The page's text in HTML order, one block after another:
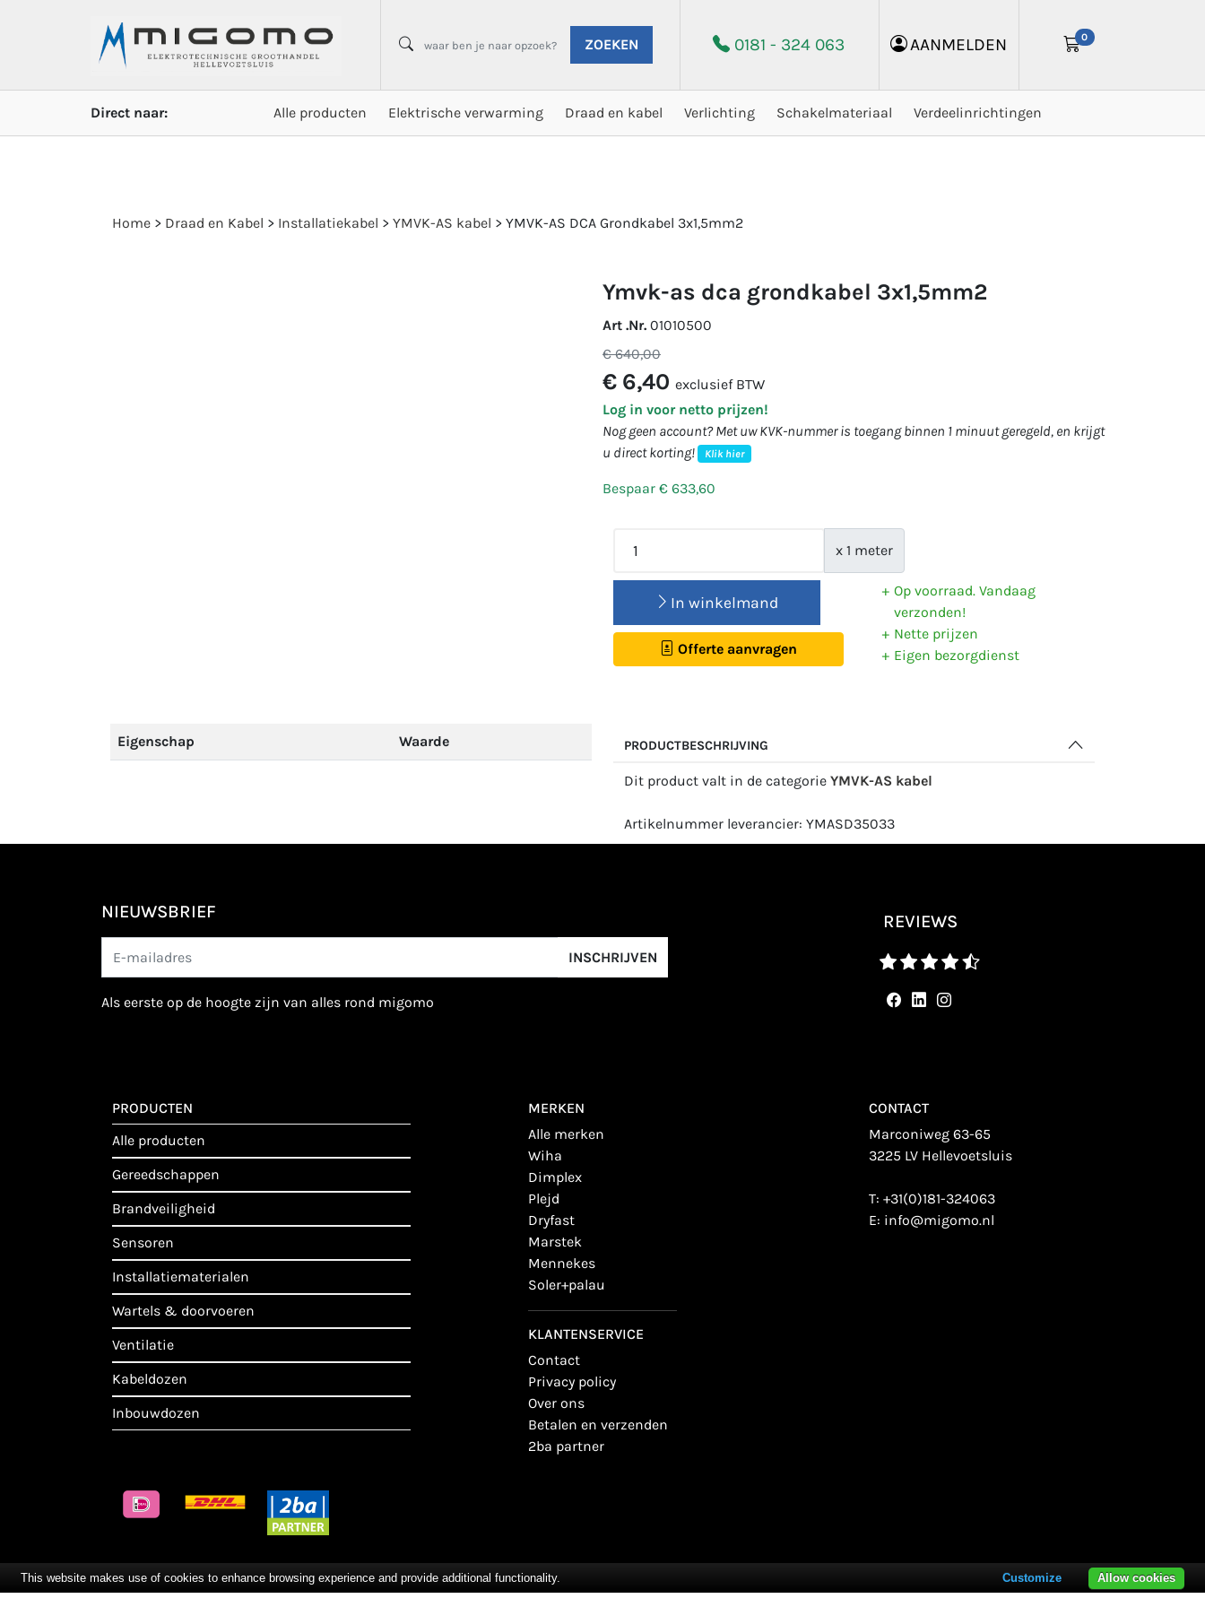
ZOEKEN 0181 - 324 063 AANMELDEN 0
Direct naar: Alle producten Elektrische verwarming Draad en kabel Verlichting Schakelmateriaal Verdeelinrichtingen
Home > Draad en Kabel > Installatiekabel > YMVK-AS kabel > YMVK-AS DCA Grondkabel 3x1,5mm2
ymvk-as dca grondkabel 3x1,5mm2
Art .Nr. 01010500
€ 640,00
€ 6,40 exclusief BTW
Log in voor netto prijzen!
Nog geen account? Met uw KVK-nummer is toegang binnen 1 minuut geregeld, en krijgt
u direct korting!
Klik hier
Bespaar € 633,60
x 1 meter
In winkelmand
Offerte aanvragen
Op voorraad. Vandaag
verzonden!
Nette prijzen
Eigen bezorgdienst
Eigenschap Waarde PRODUCTBESCHRIJVING
Dit product valt in de categorie YMVK-AS kabel
Artikelnummer leverancier: YMASD35033
NIEUWSBRIEF
INSCHRIJVEN
als eerste op de hoogte zijn van alles rond migomo
REVIEWS
PRODUCTEN
alle producten
gereedschappen
brandveiligheid
sensoren
installatiematerialen
wartels & doorvoeren
ventilatie
kabeldozen
inbouwdozen
MERKEN
alle merken
wiha
dimplex
plejd
dryfast
marstek
mennekes
soler+palau
KLANTENSERVICE
contact
privacy policy
over ons
betalen en verzenden
2ba partner
CONTACT
Marconiweg 63-65
3225 LV Hellevoetsluis
T:+31(0)181-324063
E: info@migomo.nl
This website makes use of cookies to enhance browsing experience and provide additional functionality. Allow cookies
Customize